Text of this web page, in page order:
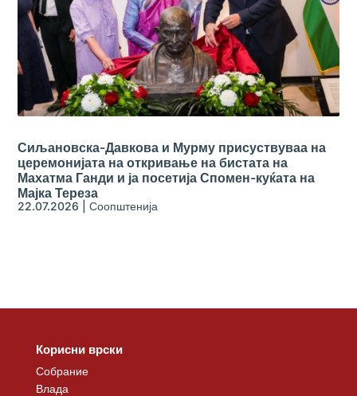
Сиљановска-Давкова и Мурму присуствуваа на
церемонијата на откривање на бистата на
Махатма Ганди и ја посетија Спомен-куќата на
Мајка Тереза
22.07.2026 |Соопштенија
Корисни врски
Собрание
Влада